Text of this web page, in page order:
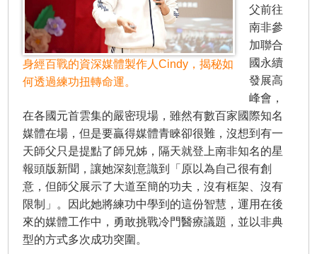
身經百戰的資深媒體製作人Cindy，揭秘如
何透過練功扭轉命運。
父前往
南非參
加聯合
國永續
發展高
峰會，
在各國元首雲集的嚴密現場，雖然有數百家國際知名
媒體在場，但是要贏得媒體青睞卻很難，沒想到有一
天師父只是提點了師兄姊，隔天就登上南非知名的星
報頭版新聞，讓她深刻意識到「原以為自己很有創
意，但師父展示了大道至簡的功夫，沒有框架、沒有
限制」。因此她將練功中學到的這份智慧，運用在後
來的媒體工作中，勇敢挑戰冷門醫療議題，並以非典
型的方式多次成功突圍。